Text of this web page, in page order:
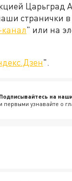
Царьград
странички в
" или на
".
Подписывайтесь на
и первыми узнавайте о